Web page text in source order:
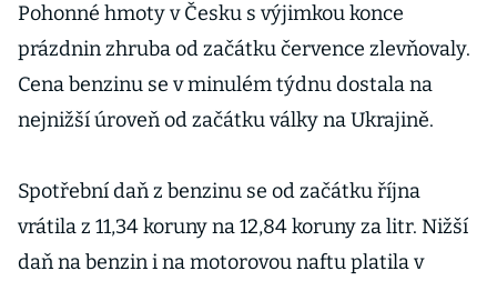
Pohonné hmoty v Česku s výjimkou konce
prázdnin zhruba od začátku července zlevňovaly.
Cena benzinu se v minulém týdnu dostala na
nejnižší úroveň od začátku války na Ukrajině.
Spotřební daň z benzinu se od začátku října
vrátila z 11,34 koruny na 12,84 koruny za litr. Nižší
daň na benzin i na motorovou naftu platila v